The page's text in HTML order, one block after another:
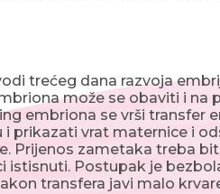
trećeg dana razvoja
može se obaviti i
embriona se vrši transfer
prikazati vrat maternice i
Prijenos zametaka treba
istisnuti. Postupak je
transfera javi malo